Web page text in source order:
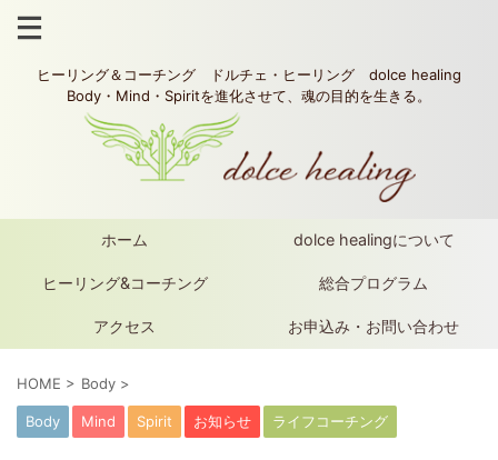
ヒーリング＆コーチング ドルチェ・ヒーリング dolce healing
Body・Mind・Spiritを進化させて、魂の目的を生きる。
ホーム dolce healingについて
ヒーリング&コーチング 総合プログラム
アクセス お申込み・お問い合わせ
HOME > Body >
Body Mind Spirit お知らせ ライフコーチング